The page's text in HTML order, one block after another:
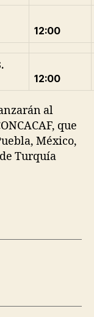
12:00
12:00
al
que
México,
Turquía